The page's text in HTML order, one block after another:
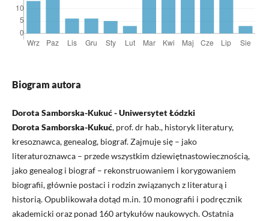
Biogram autora
Dorota Samborska-Kukuć - Uniwersytet Łódzki
Dorota Samborska-Kukuć, prof. dr hab., historyk literatury,
kresoznawca, genealog, biograf. Zajmuje się – jako
literaturoznawca – przede wszystkim dziewiętnastowiecznością,
jako genealog i biograf – rekonstruowaniem i korygowaniem
biografii, głównie postaci i rodzin związanych z literaturą i
historią. Opublikowała dotąd m.in. 10 monografii i podręcznik
akademicki oraz ponad 160 artykułów naukowych. Ostatnia